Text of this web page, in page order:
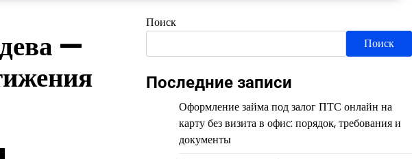
—
Поиск
Поиск
Последние записи
Оформление займа под залог ПТС онлайн на
карту без визита в офис: порядок, требования и
документы